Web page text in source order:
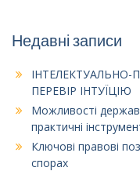
Недавні записи
ІНТЕЛЕКТУАЛЬНО-
ПЕРЕВІР ІНТУЇЦІЮ
Можливості
практичні
Ключові правові
спорах